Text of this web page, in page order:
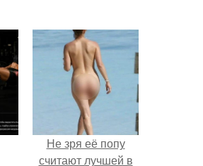
Не зря её попу
считают лучшей в